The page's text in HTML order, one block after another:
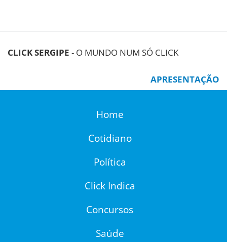
CLICK SERGIPE - O MUNDO NUM SÓ CLICK
APRESENTAÇÃO
Home
Cotidiano
Política
Click Indica
Concursos
Saúde